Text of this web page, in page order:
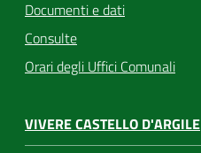
Documenti e dati
Consulte
Orari degli Uffici Comunali
VIVERE CASTELLO D'ARGILE